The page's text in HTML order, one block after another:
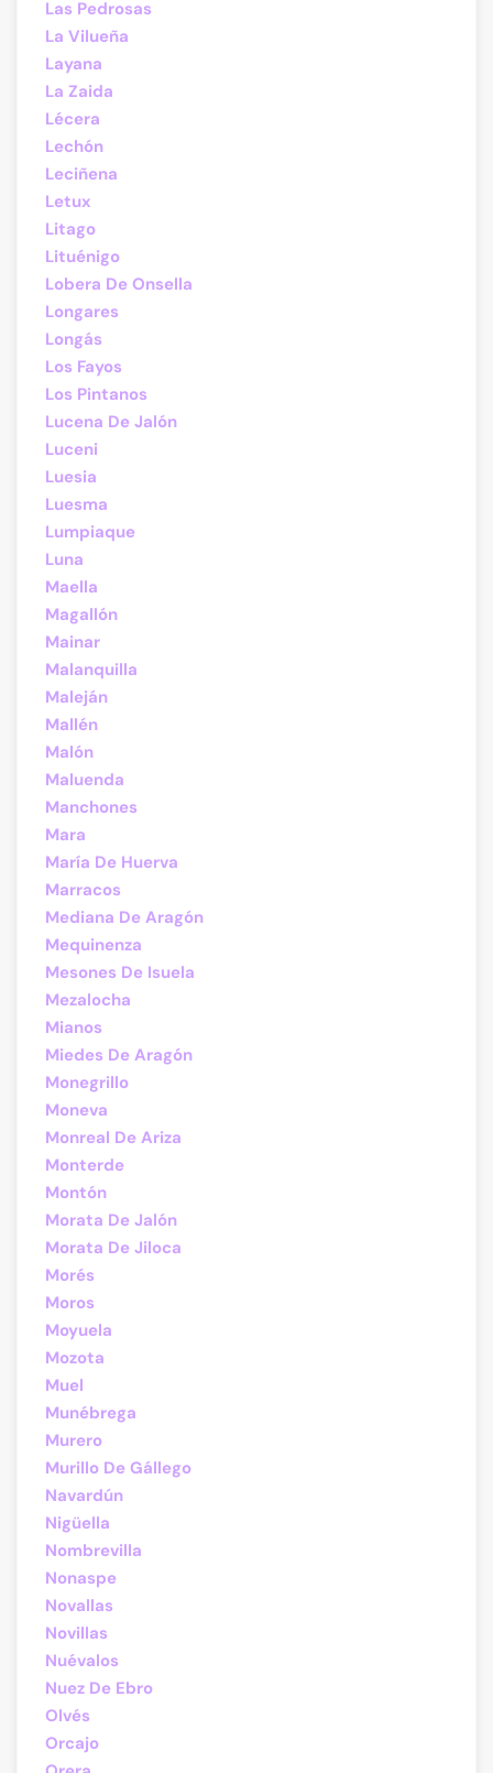
Las Pedrosas
La Vilueña
Layana
La Zaida
Lécera
Lechón
Leciñena
Letux
Litago
Lituénigo
Lobera De Onsella
Longares
Longás
Los Fayos
Los Pintanos
Lucena De Jalón
Luceni
Luesia
Luesma
Lumpiaque
Luna
Maella
Magallón
Mainar
Malanquilla
Maleján
Mallén
Malón
Maluenda
Manchones
Mara
María De Huerva
Marracos
Mediana De Aragón
Mequinenza
Mesones De Isuela
Mezalocha
Mianos
Miedes De Aragón
Monegrillo
Moneva
Monreal De Ariza
Monterde
Montón
Morata De Jalón
Morata De Jiloca
Morés
Moros
Moyuela
Mozota
Muel
Munébrega
Murero
Murillo De Gállego
Navardún
Nigüella
Nombrevilla
Nonaspe
Novallas
Novillas
Nuévalos
Nuez De Ebro
Olvés
Orcajo